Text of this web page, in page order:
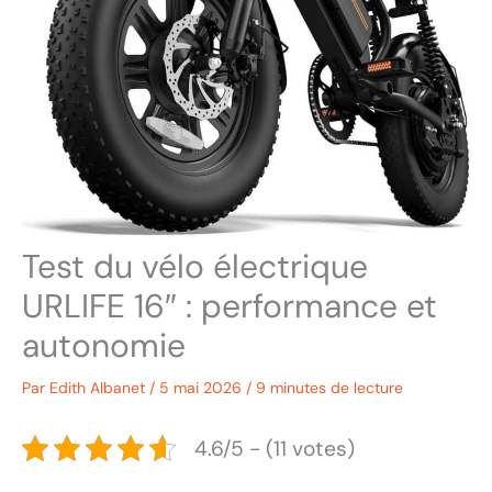
Test du vélo électrique
URLIFE 16″ : performance et
autonomie
Par Edith Albanet / 5 mai 2026 / 9 minutes de lecture
4.6/5 - (11 votes)